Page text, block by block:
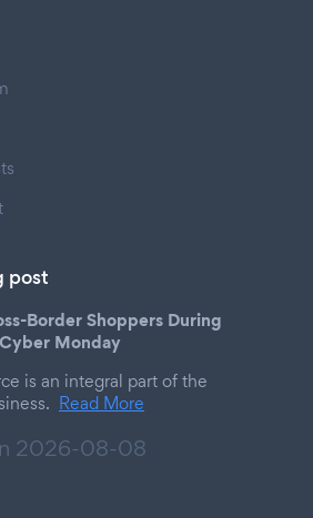
post
Border Shoppers During
Monday
is an integral part of the
Read More
2026-08-08